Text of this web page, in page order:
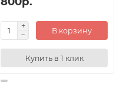
В корзину
Купить в 1 клик